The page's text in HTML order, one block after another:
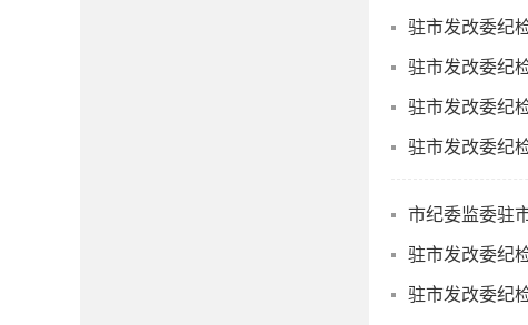
驻市发改委纪
驻市发改委纪
驻市发改委纪
驻市发改委纪
市纪委监委驻
驻市发改委纪
驻市发改委纪